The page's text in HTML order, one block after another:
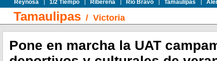
Reynosa
1/2 Tiempo Ribereña Rio Bravo Tamaulipas
Tamaulipas / Victoria
Pone en marcha la UAT